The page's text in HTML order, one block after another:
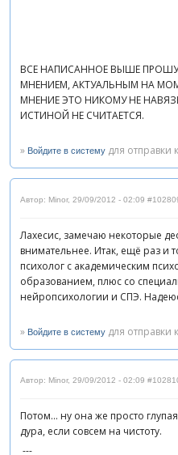
ВСЕ НАПИСАННОЕ ВЫШЕ
МНЕНИЕМ, АКТУАЛЬНЫМ НА
МНЕНИЕ ЭТО НИКОМУ НЕ
ИСТИНОЙ НЕ СЧИТАЕТСЯ.
» Войдите в систему для отправки
Автор: Minor, 29/09/2012 - 02:09
Лахесис, замечаю некоторые
внимательнее. Итак, ещё раз и
психолог с академическим
образованием, плюс со
нейропсихологии и СПЭ.
» Войдите в систему для отправки
Автор: Minor, 29/09/2012 - 02:09
Потом... ну она же просто
дура, если совсем на чистоту.
---